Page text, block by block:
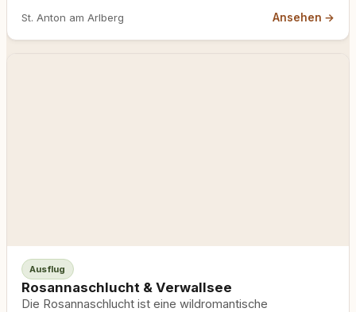
St. Anton am Arlberg Ansehen →
Ausflug
Rosannaschlucht & Verwallsee
Die Rosannaschlucht ist eine wildromantische